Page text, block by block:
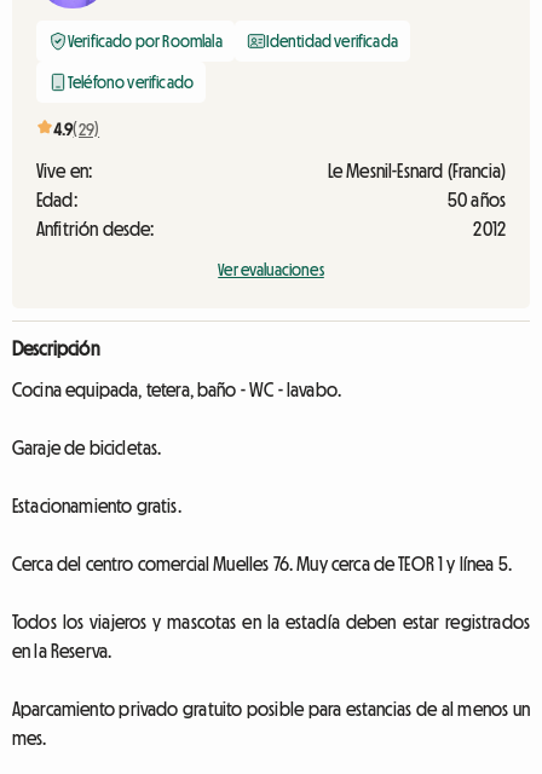
Verificado por Roomlala Identidad verificada
Teléfono verificado
4.9(29)
Vive en:
Le Mesnil-Esnard (Francia)
Edad:
50 años
Anfitrión desde:
2012
Ver evaluaciones
Descripción
Cocina equipada, tetera, baño - WC - lavabo.
Garaje de bicicletas.
Estacionamiento gratis.
Cerca del centro comercial Muelles 76. Muy cerca de TEOR 1 y línea 5.
Todos los viajeros y mascotas en la estadía deben estar registrados
en la Reserva.
Aparcamiento privado gratuito posible para estancias de al menos un
mes.